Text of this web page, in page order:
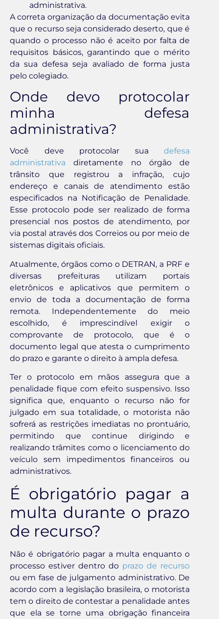
administrativa.
A correta organização da documentação evita
que o recurso seja considerado deserto, que é
quando o processo não é aceito por falta de
requisitos básicos, garantindo que o mérito
da sua defesa seja avaliado de forma justa
pelo colegiado.
Onde devo protocolar
minha defesa
administrativa?
Você deve protocolar sua defesa
administrativa diretamente no órgão de
trânsito que registrou a infração, cujo
endereço e canais de atendimento estão
especificados na Notificação de Penalidade.
Esse protocolo pode ser realizado de forma
presencial nos postos de atendimento, por
via postal através dos Correios ou por meio de
sistemas digitais oficiais.
Atualmente, órgãos como o DETRAN, a PRF e
diversas prefeituras utilizam portais
eletrônicos e aplicativos que permitem o
envio de toda a documentação de forma
remota. Independentemente do meio
escolhido, é imprescindível exigir o
comprovante de protocolo, que é o
documento legal que atesta o cumprimento
do prazo e garante o direito à ampla defesa.
Ter o protocolo em mãos assegura que a
penalidade fique com efeito suspensivo. Isso
significa que, enquanto o recurso não for
julgado em sua totalidade, o motorista não
sofrerá as restrições imediatas no prontuário,
permitindo que continue dirigindo e
realizando trâmites como o licenciamento do
veículo sem impedimentos financeiros ou
administrativos.
É obrigatório pagar a
multa durante o prazo
de recurso?
Não é obrigatório pagar a multa enquanto o
processo estiver dentro do prazo de recurso
ou em fase de julgamento administrativo. De
acordo com a legislação brasileira, o motorista
tem o direito de contestar a penalidade antes
que ela se torne uma obrigação financeira